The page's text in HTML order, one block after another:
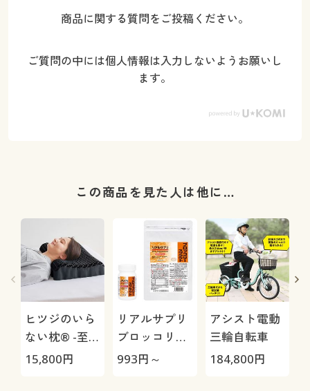
商品に関する質問をご投稿ください。
ご質問の中には個人情報は入力しないようお願いし
ます。
この商品を見た人は他に…
ヒツジのいら
ない枕® -至
極-
15,800円
リアルサプリ
ブロッコリー
スプラウト
993円～
アシスト電動
三輪自転車
184,800円